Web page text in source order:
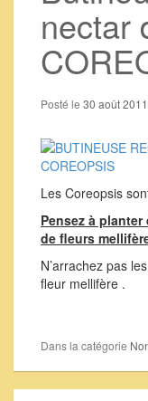
nectar
Posté le 30 août 2011
Les Coreopsis
Pensez à
de fleurs
N’arrachez pas
fleur mellifère .
Dans la catégorie